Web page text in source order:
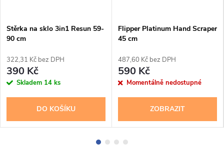
Stěrka na sklo 3in1 Resun 59-
90 cm
322,31 Kč bez DPH
390 Kč
Skladem 14 ks
DO KOŠÍKU
Flipper Platinum Hand Scraper
45 cm
487,60 Kč bez DPH
590 Kč
Momentálně nedostupné
ZOBRAZIT